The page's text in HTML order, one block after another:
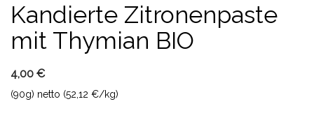
Kandierte Zitronenpaste
mit Thymian BIO
4,00 €
(90g) netto (52,12 €/kg)